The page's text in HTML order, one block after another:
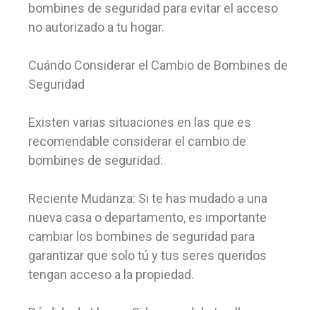
bombines de seguridad para evitar el acceso
no autorizado a tu hogar.
Cuándo Considerar el Cambio de Bombines de
Seguridad
Existen varias situaciones en las que es
recomendable considerar el cambio de
bombines de seguridad:
Reciente Mudanza: Si te has mudado a una
nueva casa o departamento, es importante
cambiar los bombines de seguridad para
garantizar que solo tú y tus seres queridos
tengan acceso a la propiedad.